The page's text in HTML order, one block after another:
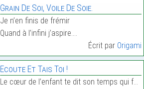
Grain De Soi, Voile De Soie.
Je n’en finis de frémir
Quand à l’infini j’aspire.…
Écrit par Origami
Ecoute Et Tais Toi !
Le cœur de l’enfant te dit son temps qui fuit.